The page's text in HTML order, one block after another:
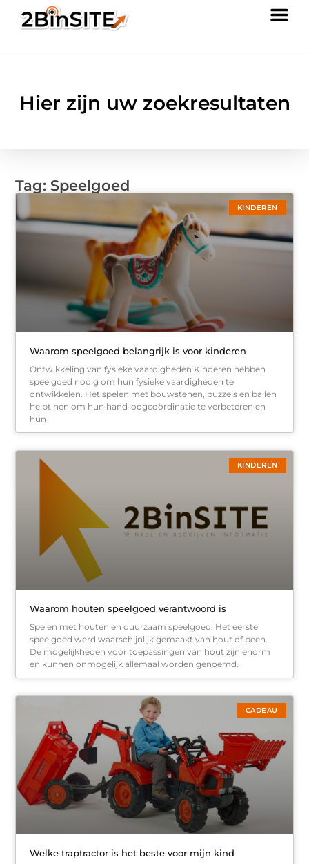
Hier zijn uw zoekresultaten
Tag: Speelgoed
KINDEREN
Waarom speelgoed belangrijk is voor kinderen
Ontwikkeling van fysieke vaardigheden Kinderen hebben
speelgoed nodig om hun fysieke vaardigheden te
ontwikkelen. Het spelen met bouwstenen, puzzels en ballen
helpt hen om hun hand-oogcoördinatie te verbeteren en
hun
KINDEREN
Waarom houten speelgoed verantwoord is
Spelen met houten en duurzaam speelgoed. Het eerste
speelgoed werd waarschijnlijk gemaakt van hout of been.
De mogelijkheden voor toepassingen van hout zijn enorm
en kunnen onmogelijk allemaal worden genoemd.
CADEAU
Welke traptractor is het beste voor mijn kind